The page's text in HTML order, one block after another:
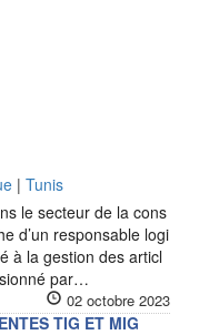
| Tunis
le secteur de la cons
d’un responsable logi
à la gestion des articl
par…
02 octobre 2023
TIG ET MIG